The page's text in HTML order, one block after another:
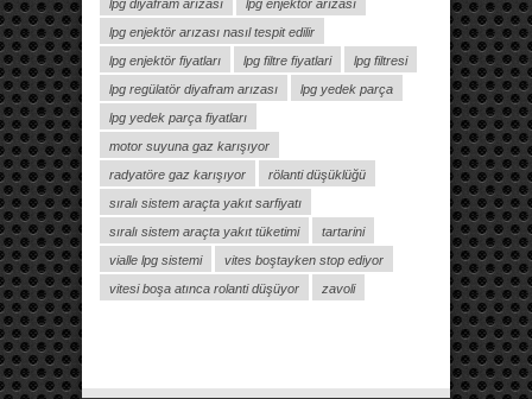
lpg diyafram arızası
lpg enjektör arızası
lpg enjektör arızası nasıl tespit edilir
lpg enjektör fiyatları
lpg filtre fiyatlari
lpg filtresi
lpg regülatör diyafram arızası
lpg yedek parça
lpg yedek parça fiyatları
motor suyuna gaz karışıyor
radyatöre gaz karışıyor
rölanti düşüklüğü
sıralı sistem araçta yakıt sarfiyatı
sıralı sistem araçta yakıt tüketimi
tartarini
vialle lpg sistemi
vites boştayken stop ediyor
vitesi boşa atınca rolanti düşüyor
zavoli